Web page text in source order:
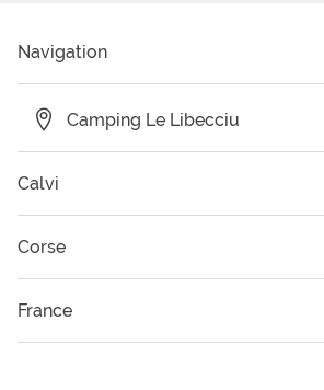
Navigation
Camping Le Libecciu
Calvi
Corse
France